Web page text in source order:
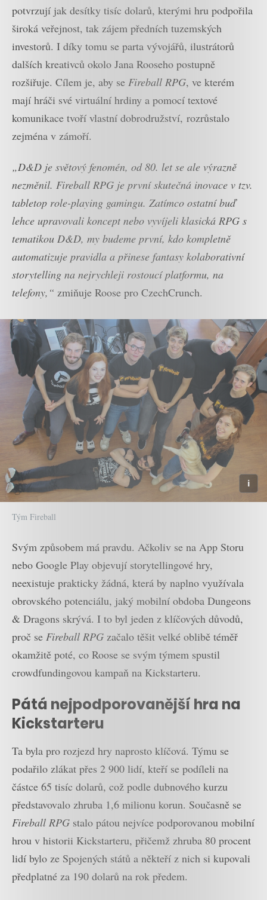
potvrzují jak desítky tisíc dolarů, kterými hru podpořila
široká veřejnost, tak zájem předních tuzemských
investorů. I díky tomu se parta vývojářů, ilustrátorů
dalších kreativců okolo Jana Rooseho postupně
rozšiřuje. Cílem je, aby se Fireball RPG, ve kterém
mají hráči své virtuální hrdiny a pomocí textové
komunikace tvoří vlastní dobrodružství, rozrůstalo
zejména v zámoří.
„D&D je světový fenomén, od 80. let se ale výrazně
nezměnil. Fireball RPG je první skutečná inovace v tzv.
tabletop role-playing gamingu. Zatímco ostatní buď
lehce upravovali koncept nebo vyvíjeli klasická RPG s
tematikou D&D, my budeme první, kdo kompletně
automatizuje pravidla a přinese fantasy kolaborativní
storytelling na nejrychleji rostoucí platformu, na
telefony,“ zmiňuje Roose pro CzechCrunch.
Tým Fireball
Svým způsobem má pravdu. Ačkoliv se na App Storu
nebo Google Play objevují storytellingové hry,
neexistuje prakticky žádná, která by naplno využívala
obrovského potenciálu, jaký mobilní obdoba Dungeons
& Dragons skrývá. I to byl jeden z klíčových důvodů,
proč se Fireball RPG začalo těšit velké oblibě téměř
okamžitě poté, co Roose se svým týmem spustil
crowdfundingovou kampaň na Kickstarteru.
Pátá nejpodporovanější hra na
Kickstarteru
Ta byla pro rozjezd hry naprosto klíčová. Týmu se
podařilo zlákat přes 2 900 lidí, kteří se podíleli na
částce 65 tisíc dolarů, což podle dubnového kurzu
představovalo zhruba 1,6 milionu korun. Současně se
Fireball RPG stalo pátou nejvíce podporovanou mobilní
hrou v historii Kickstarteru, přičemž zhruba 80 procent
lidí bylo ze Spojených států a někteří z nich si kupovali
předplatné za 190 dolarů na rok předem.